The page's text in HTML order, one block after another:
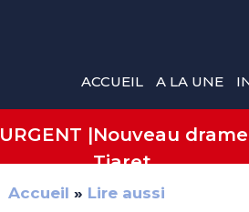
ACCUEIL A LA UNE
URGENT |Nouveau
Tiaret
Accueil » Lire aussi